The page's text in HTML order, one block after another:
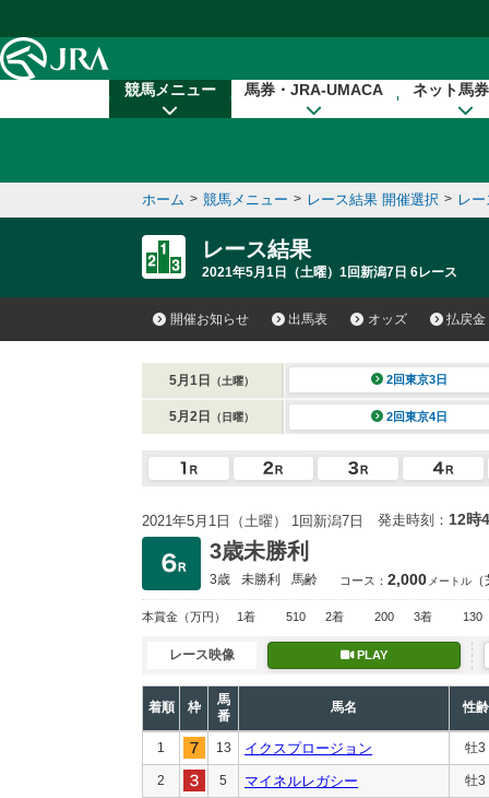
競馬メニュー 馬券・JRA-UMACA ネット馬
ホーム > 競馬メニュー > レース結果 開催選択 > レ
レース結果
2021年5月1日（土曜）1回新潟7日 6レース
開催お知らせ 出馬表 オッズ 払戻金
5月1日 （土曜） 2回東京3日
5月2日 （日曜） 2回東京4日
2021年5月1日（土曜） 1回新潟7日 発走時刻： 12時
3歳未勝利
3歳 未勝利 馬齢 コース： 2,000 メートル
本賞金 （万円） 1着 510 2着 200 3着 130
レース映像 PLAY
着順 枠
馬
番
馬名 性齢
1 13 イクスプロージョン 牡3
2 5 マイネルレガシー 牡3